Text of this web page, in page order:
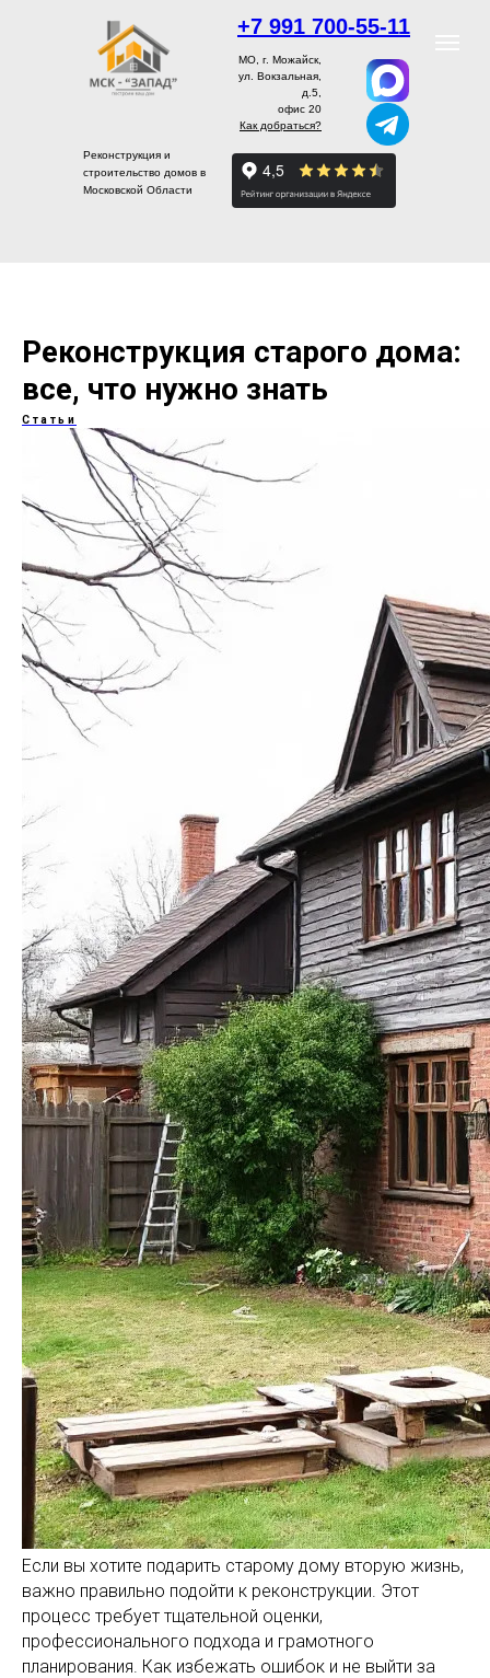
+7 991 700-55-11
Реконструкция и
строительство домов в
Московской Области
МО, г. Можайск,
ул. Вокзальная,
д.5,
офис 20
Как добраться?
Реконструкция старого дома:
все, что нужно знать
Статьи
Если вы хотите подарить старому дому вторую жизнь,
важно правильно подойти к реконструкции. Этот
процесс требует тщательной оценки,
профессионального подхода и грамотного
планирования. Как избежать ошибок и не выйти за